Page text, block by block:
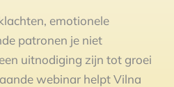
emotionele
patronen je niet
uitnodiging zijn tot groei
webinar helpt Vilna